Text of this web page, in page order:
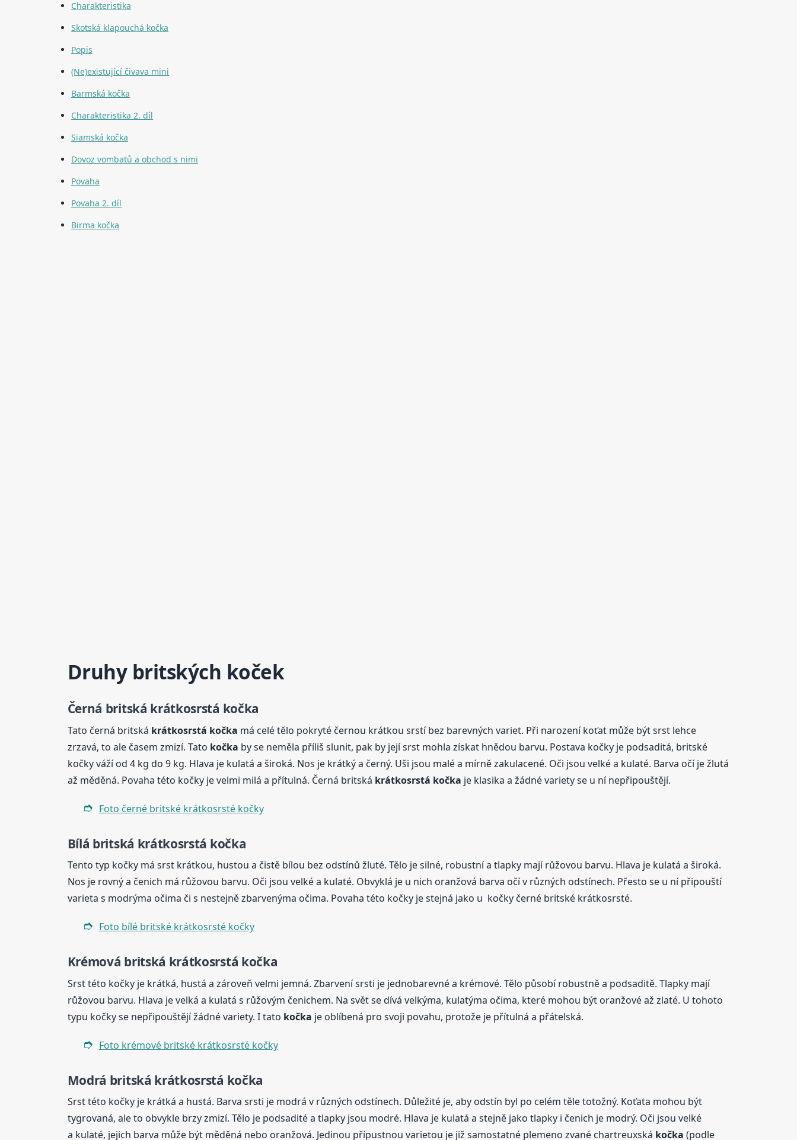
Charakteristika
Skotská klapouchá kočka
Popis
(Ne)existující čivava mini
Barmská kočka
Charakteristika 2. díl
Siamská kočka
Dovoz vombatů a obchod s nimi
Povaha
Povaha 2. díl
Birma kočka
Druhy britských koček
Černá britská krátkosrstá kočka
Tato černá britská krátkosrstá kočka má celé tělo pokryté černou krátkou srstí bez barevných variet. Při narození koťat může být srst lehce
zrzavá, to ale časem zmizí. Tato kočka by se neměla příliš slunit, pak by její srst mohla získat hnědou barvu. Postava kočky je podsaditá, britské
kočky váží od 4 kg do 9 kg. Hlava je kulatá a široká. Nos je krátký a černý. Uši jsou malé a mírně zakulacené. Oči jsou velké a kulaté. Barva očí je žlutá
až měděná. Povaha této kočky je velmi milá a přítulná. Černá britská krátkosrstá kočka je klasika a žádné variety se u ní nepřipouštějí.
Foto černé britské krátkosrsté kočky
Bílá britská krátkosrstá kočka
Tento typ kočky má srst krátkou, hustou a čistě bílou bez odstínů žluté. Tělo je silné, robustní a tlapky mají růžovou barvu. Hlava je kulatá a široká.
Nos je rovný a čenich má růžovou barvu. Oči jsou velké a kulaté. Obvyklá je u nich oranžová barva očí v různých odstínech. Přesto se u ní připouští
varieta s modrýma očima či s nestejně zbarvenýma očima. Povaha této kočky je stejná jako u kočky černé britské krátkosrsté.
Foto bílé britské krátkosrsté kočky
Krémová britská krátkosrstá kočka
Srst této kočky je krátká, hustá a zároveň velmi jemná. Zbarvení srsti je jednobarevné a krémové. Tělo působí robustně a podsaditě. Tlapky mají
růžovou barvu. Hlava je velká a kulatá s růžovým čenichem. Na svět se dívá velkýma, kulatýma očima, které mohou být oranžové až zlaté. U tohoto
typu kočky se nepřipouštějí žádné variety. I tato kočka je oblíbená pro svoji povahu, protože je přítulná a přátelská.
Foto krémové britské krátkosrsté kočky
Modrá britská krátkosrstá kočka
Srst této kočky je krátká a hustá. Barva srsti je modrá v různých odstínech. Důležité je, aby odstín byl po celém těle totožný. Koťata mohou být
tygrovaná, ale to obvykle brzy zmizí. Tělo je podsadité a tlapky jsou modré. Hlava je kulatá a stejně jako tlapky i čenich je modrý. Oči jsou velké
a kulaté, jejich barva může být měděná nebo oranžová. Jedinou přípustnou varietou je již samostatné plemeno zvané chartreuxská kočka (podle